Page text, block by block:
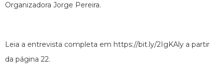
Organizadora Jorge Pereira.
Leia a entrevista completa em https://bit.ly/2IgKAly a partir
da página 22.